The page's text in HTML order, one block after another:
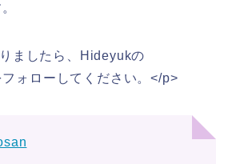
ましたら、Hideyukの
ォローしてください。</p>